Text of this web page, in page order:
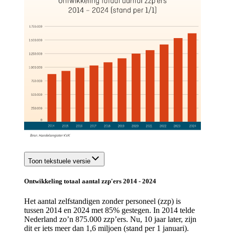
Toon tekstuele versie
Ontwikkeling totaal aantal zzp'ers 2014 - 2024
Het aantal zelfstandigen zonder personeel (zzp) is
tussen 2014 en 2024 met 85% gestegen. In 2014 telde
Nederland zo’n 875.000 zzp’ers. Nu, 10 jaar later, zijn
dit er iets meer dan 1,6 miljoen (stand per 1 januari).